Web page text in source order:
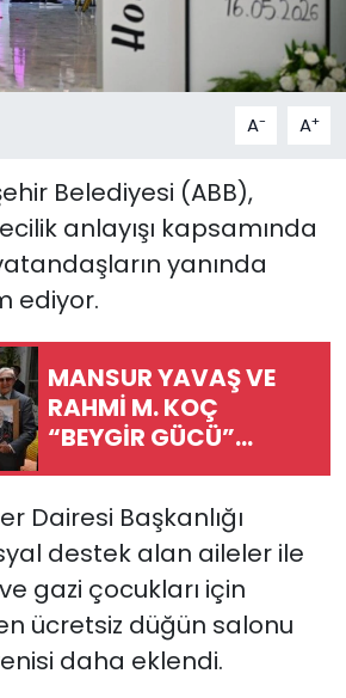
A- A+
Belediyesi (ABB),
anlayışı kapsamında
yanında
ediyor.
MANSUR YAVAŞ VE
RAHMİ M. KOÇ
“BEYGİR GÜCÜ”
SERGİSİNİN AÇILIŞINI
Dairesi Başkanlığı
destek alan aileler ile
gazi çocukları için
ücretsiz düğün salonu
daha eklendi.